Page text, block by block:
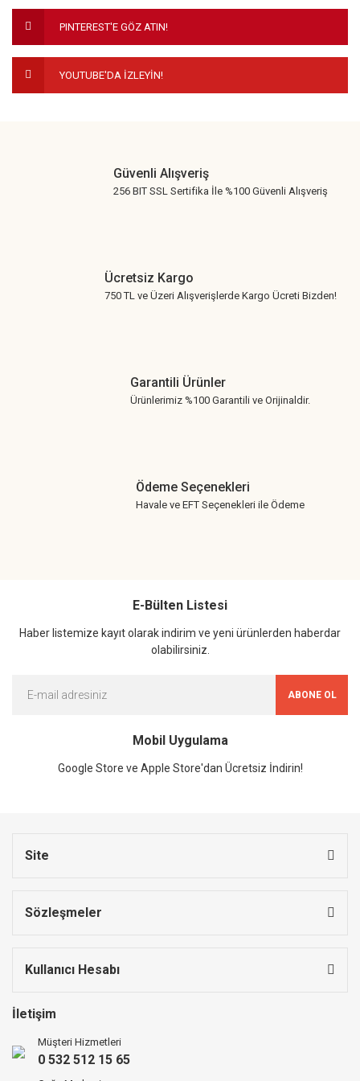
Ürün fiyatı diğer sitelerden daha pahalı.
Bu ürüne benzer farklı alternatifler olmalı.
PINTEREST'E GÖZ ATIN!
YOUTUBE'DA İZLEYİN!
Güvenli Alışveriş
256 BIT SSL Sertifika İle %100 Güvenli Alışveriş
Ücretsiz Kargo
750 TL ve Üzeri Alışverişlerde Kargo Ücreti Bizden!
Garantili Ürünler
Ürünlerimiz %100 Garantili ve Orijinaldir.
Ödeme Seçenekleri
Havale ve EFT Seçenekleri ile Ödeme
E-Bülten Listesi
Haber listemize kayıt olarak indirim ve yeni ürünlerden haberdar
olabilirsiniz.
ABONE OL
Mobil Uygulama
Google Store ve Apple Store'dan Ücretsiz İndirin!
Site
Sözleşmeler
Kullanıcı Hesabı
İletişim
Müşteri Hizmetleri
0 532 512 15 65